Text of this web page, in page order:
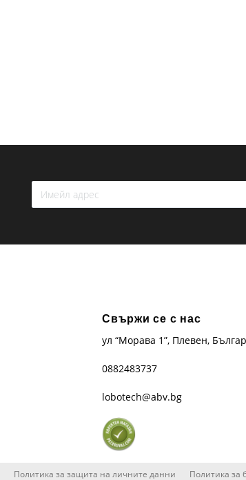
Свържи се с нас
ул “Морава 1”, Плевен,
0882483737
lobotech@abv.bg
Политика за защита на личните данни Политика за